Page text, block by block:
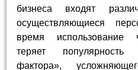
бизнеса входят
осуществляющиеся
время использование
теряет популярность
фактора»,